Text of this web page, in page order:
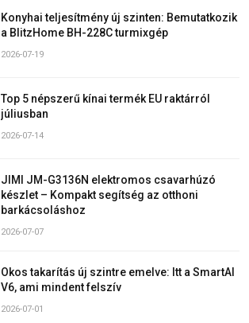
Konyhai teljesítmény új szinten: Bemutatkozik
a BlitzHome BH-228C turmixgép
2026-07-19
Top 5 népszerű kínai termék EU raktárról
júliusban
2026-07-14
JIMI JM-G3136N elektromos csavarhúzó
készlet – Kompakt segítség az otthoni
barkácsoláshoz
2026-07-07
Okos takarítás új szintre emelve: Itt a SmartAI
V6, ami mindent felszív
2026-07-01